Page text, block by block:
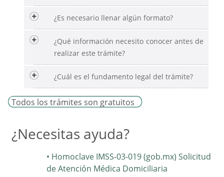
¿Es necesario llenar algún formato?
¿Qué información necesito conocer antes de
realizar este trámite?
¿Cuál es el fundamento legal del trámite?
Todos los trámites son gratuitos
¿Necesitas ayuda?
Homoclave IMSS-03-019 (gob.mx) Solicitud
de Atención Médica Domiciliaria